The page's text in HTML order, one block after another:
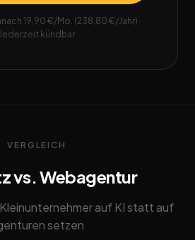
19,90 €/Mo. (238,80 €/Jahr) ·
Jederzeit kündbar
VERGLEICH
vs. Webagentur
Kleinunternehmer auf KI statt auf
setzen